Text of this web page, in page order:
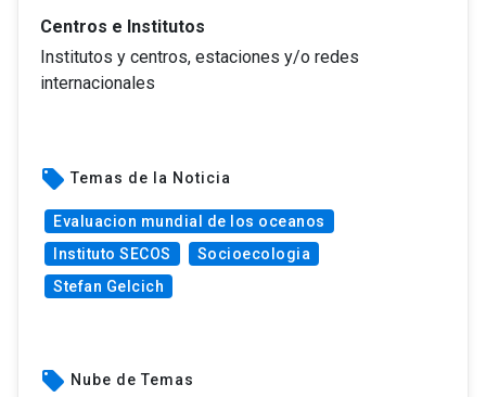
Centros e Institutos
Institutos y centros, estaciones y/o redes
internacionales
local_offer Temas de la Noticia
Evaluacion mundial de los oceanos
Instituto SECOS
Socioecologia
Stefan Gelcich
local_offer Nube de Temas